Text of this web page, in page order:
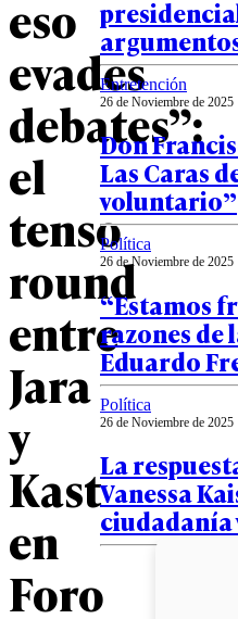
eso
evades
debates”:
el
tenso
round
entre
Jara
y
Kast
en
Foro
Entretención
26 de Noviembre de 2025
Don
Las Caras
voluntario”
Política
26 de Noviembre de 2025
“Estamos
razones de
Eduardo
Política
26 de Noviembre de 2025
La
Vanessa
ciudadanía